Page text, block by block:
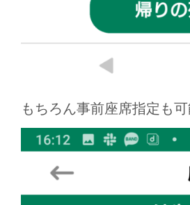
もちろん事前座席指定も可